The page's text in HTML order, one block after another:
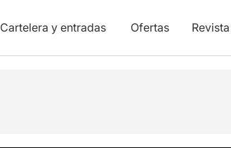
Cartelera y entradas Ofertas Revista
Ficha artística